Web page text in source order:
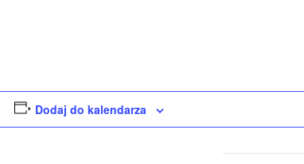
Dodaj do kalendarza